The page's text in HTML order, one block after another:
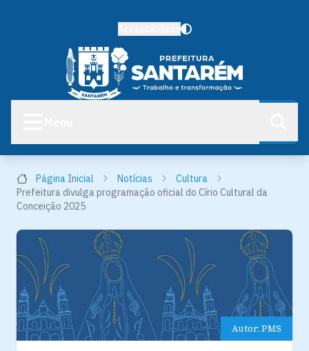
Página Inicial Notícias
Cultura
Prefeitura divulga programação oficial do Círio Cultural da
Conceição 2025
Autor: PMS